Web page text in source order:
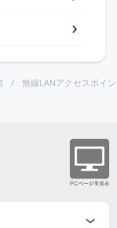
無線LANアクセスポイ